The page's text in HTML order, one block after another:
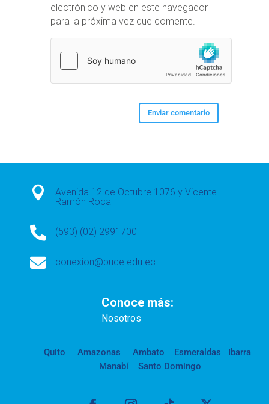
electrónico y web en este navegador
para la próxima vez que comente.

Avenida 12 de Octubre 1076 y Vicente
Ramón Roca
 (593) (02) 2991700
 conexion@puce.edu.ec
Conoce más:
Nosotros
Quito Amazonas Ambato Esmeraldas
Ibarra
Manabí
Santo Domingo